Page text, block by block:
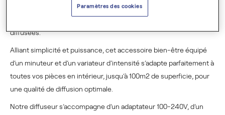
technologie performante ne requérant ni chaleur ni eau afin de
préserver les propriétés thérapeutiques des huiles essentielles
diffusées.
Alliant simplicité et puissance, cet accessoire bien-être équipé
d’un minuteur et d’un variateur d’intensité s’adapte parfaitement à
toutes vos pièces en intérieur, jusqu’à 100m2 de superficie, pour
une qualité de diffusion optimale.
Notre diffuseur s’accompagne d’un adaptateur 100-240V, d’un
Paramètres des cookies